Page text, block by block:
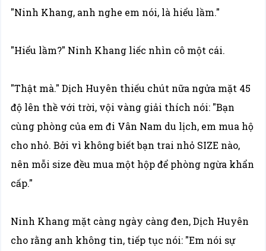
"Ninh Khang, anh nghe em nói, là hiểu lầm."
"Hiểu lầm?" Ninh Khang liếc nhìn cô một cái.
"Thật mà." Dịch Huyên thiếu chút nữa ngửa mặt 45
độ lên thề với trời, vội vàng giải thích nói: "Bạn
cùng phòng của em đi Vân Nam du lịch, em mua hộ
cho nhỏ. Bởi vì không biết bạn trai nhỏ SIZE nào,
nên mỗi size đều mua một hộp để phòng ngừa khẩn
cấp."
Ninh Khang mặt càng ngày càng đen, Dịch Huyên
cho rằng anh không tin, tiếp tục nói: "Em nói sự